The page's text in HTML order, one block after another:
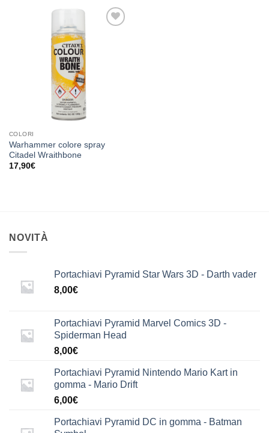
COLORI
Warhammer colore spray
Citadel Wraithbone
17,90€
NOVITÀ
Portachiavi Pyramid Star Wars 3D - Darth vader
8,00€
Portachiavi Pyramid Marvel Comics 3D -
Spiderman Head
8,00€
Portachiavi Pyramid Nintendo Mario Kart in
gomma - Mario Drift
6,00€
Portachiavi Pyramid DC in gomma - Batman